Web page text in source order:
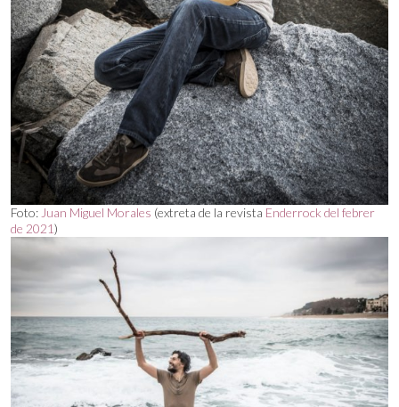
Foto: Juan Miguel Morales (extreta de la revista Enderrock del febrer
de 2021)